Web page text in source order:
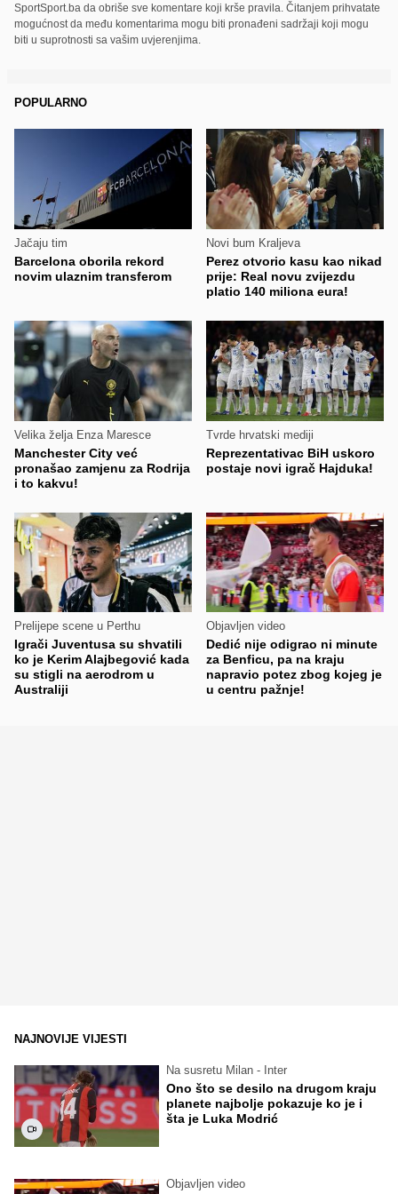
SportSport.ba da obriše sve komentare koji krše pravila. Čitanjem prihvatate
mogućnost da među komentarima mogu biti pronađeni sadržaji koji mogu
biti u suprotnosti sa vašim uvjerenjima.
POPULARNO
Jačaju tim
Barcelona oborila rekord
novim ulaznim transferom
Novi bum Kraljeva
Perez otvorio kasu kao nikad
prije: Real novu zvijezdu
platio 140 miliona eura!
Velika želja Enza Maresce
Manchester City već
pronašao zamjenu za Rodrija
i to kakvu!
Tvrde hrvatski mediji
Reprezentativac BiH uskoro
postaje novi igrač Hajduka!
Prelijepe scene u Perthu
Igrači Juventusa su shvatili
ko je Kerim Alajbegović kada
su stigli na aerodrom u
Australiji
Objavljen video
Dedić nije odigrao ni minute
za Benficu, pa na kraju
napravio potez zbog kojeg je
u centru pažnje!
NAJNOVIJE VIJESTI
Na susretu Milan - Inter
Ono što se desilo na drugom kraju
planete najbolje pokazuje ko je i
šta je Luka Modrić
Objavljen video